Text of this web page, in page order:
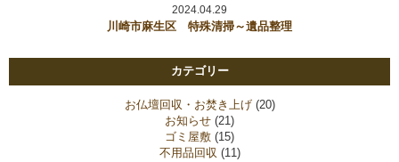
2024.04.29
川崎市麻生区 特殊清掃～遺品整理
カテゴリー
お仏壇回収・お焚き上げ(20)
お知らせ (21)
ゴミ屋敷 (15)
不用品回収 (11)